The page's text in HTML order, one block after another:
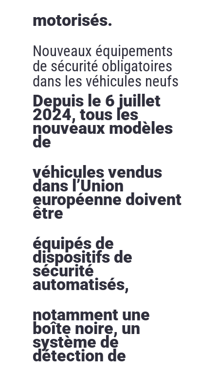
motorisés.
Nouveaux équipements
de sécurité obligatoires
dans les véhicules neufs
Depuis le 6 juillet
2024, tous les
nouveaux modèles
de
véhicules vendus
dans l’Union
européenne doivent
être
équipés de
dispositifs de
sécurité
automatisés,
notamment une
boîte noire, un
système de
détection de